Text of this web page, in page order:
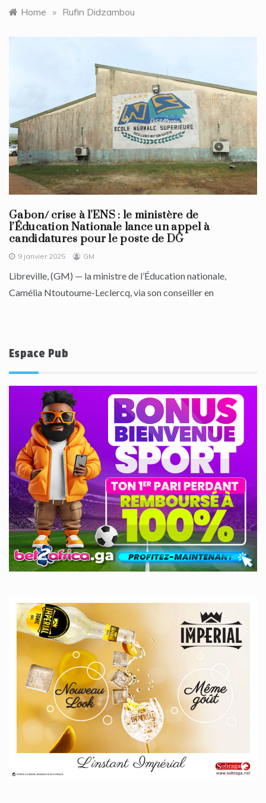
Home » Rufin Didzambou
Gabon/ crise à l’ENS : le ministère de
l’Éducation Nationale lance un appel à
candidatures pour le poste de DG
9 janvier 2025 GM
Libreville, (GM) — la ministre de l’Éducation nationale,
Camélia Ntoutoume-Leclercq, via son conseiller en
Espace Pub